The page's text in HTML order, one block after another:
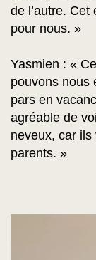
de l’autre.
pour nous. »
Yasmien : «
pouvons nous
pars en
agréable de
neveux, car
parents. »